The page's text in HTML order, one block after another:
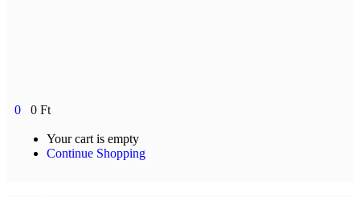
0 0Ft
Your cart is empty
Continue Shopping